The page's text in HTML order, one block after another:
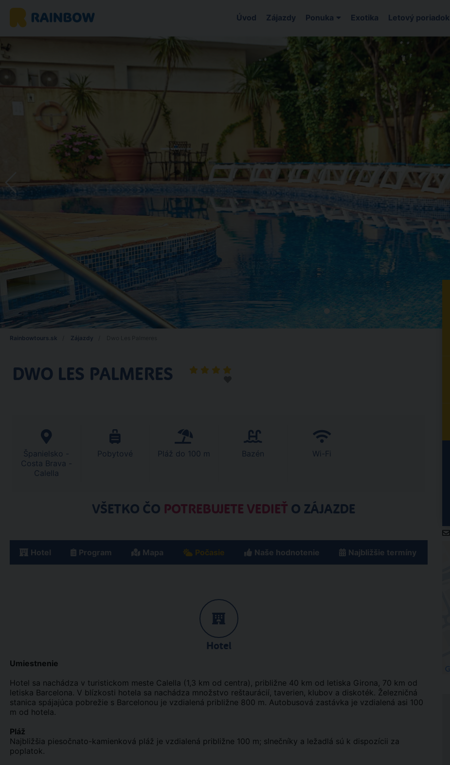
Úvod Zájazdy Ponuka Exotika Letový poriadok
Rainbowtours.sk Zájazdy
DWO LES PALMERES
Španielsko -
Costa Brava -
Calella
Pobytové Pláž do 100 m Bazén Wi-Fi
VŠETKO ČO POTREBUJETE VEDIEŤ O ZÁJAZDE
Hotel Program Mapa Počasie Naše hodnotenie Najbližšie termíny
Hotel
Umiestnenie
Hotel sa nachádza v turistickom meste Calella (1,3 km od centra), približne 40 km od letiska Girona, 70 km od
letiska Barcelona. V blízkosti hotela sa nachádza množstvo reštaurácií, taverien, klubov a diskoték. Železničná
stanica spájajúca pobrežie s Barcelonou je vzdialená približne 800 m. Autobusová zastávka je vzdialená asi 100
m od hotela.
Pláž
Najbližšia piesočnato-kamienková pláž je vzdialená približne 100 m; slnečníky a ležadlá sú k dispozícii za
poplatok.